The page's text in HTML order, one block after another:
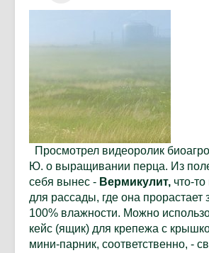
Просмотрел видеоролик
Ю. о выращивании перца. Из
себя вынес - Вермикулит, что-
для рассады, где она прорастает
100% влажности. Можно
кейс (ящик) для крепежа с
мини-парник, соответственно, -